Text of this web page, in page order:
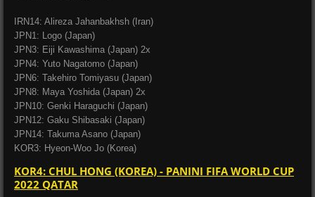
IRN14: Alireza Jahanbakhsh (Iran)
JPN1: Logo (Japan)
JPN3: Eiji Kawashima (Japan) 2x
JPN4: Yuto Nagatomo (Japan)
JPN6: Takehiro Tomiyasu (Japan)
JPN8: Maya Yoshida (Japan) 2x
JPN10: Genki Haraguchi (Japan)
JPN12: Gaku Shibasaki (Japan)
JPN14: Takuma Asano (Japan)
KOR3: Hyeon-Woo Jo (Korea)
KOR4: CHUL HONG (KOREA) - PANINI FIFA WORLD CUP
2022 QATAR